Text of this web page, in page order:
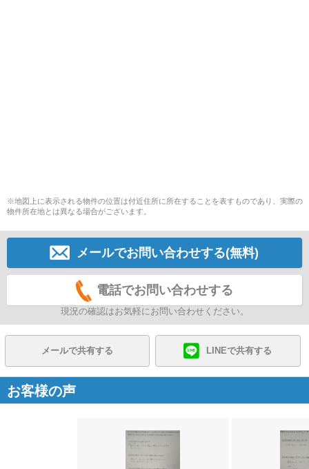
※地図上に表示される物件の位置は付近住所に所在することを表すものであり、実際の
物件所在地とは異なる場合がございます。
メールでお問い合わせする(無料)
電話でお問い合わせする
現況の確認はお気軽にお問い合わせください。
メールで共有する LINEで共有する
お客様の声